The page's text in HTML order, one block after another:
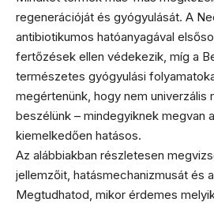
regenerációját és gyógyulását. A
antibiotikumos hatóanyagával
fertőzések ellen védekezik, míg a
természetes gyógyulási
megértenünk, hogy nem univerzális
beszélünk – mindegyiknek megvan
kiemelkedően hatásos.
Az alábbiakban részletesen
jellemzőit, hatásmechanizmusát és
Megtudhatod, mikor érdemes